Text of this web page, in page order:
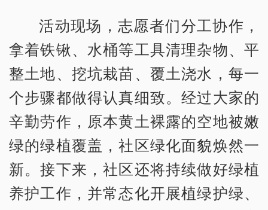
活动现场，志愿者们分工协作，
拿着铁锹、水桶等工具清理杂物、平
整土地、挖坑栽苗、覆土浇水，每一
个步骤都做得认真细致。经过大家的
辛勤劳作，原本黄土裸露的空地被嫩
绿的绿植覆盖，社区绿化面貌焕然一
新。接下来，社区还将持续做好绿植
养护工作，并常态化开展植绿护绿、